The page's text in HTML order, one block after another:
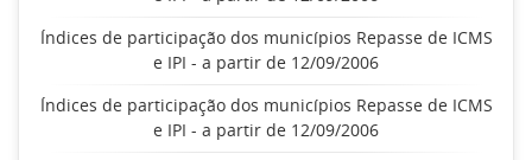
Índices de participação dos municípios Repasse de ICMS
e IPI - a partir de 12/09/2006
Índices de participação dos municípios Repasse de ICMS
e IPI - a partir de 12/09/2006